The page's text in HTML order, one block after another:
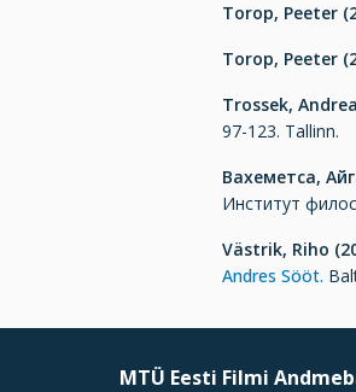
Torop, Peeter
Torop, Peeter
Trossek,
97-123. Tallinn.
Вахеметса,
Институт
Västrik, Riho
Andres Sööt.
MTÜ Eesti Filmi